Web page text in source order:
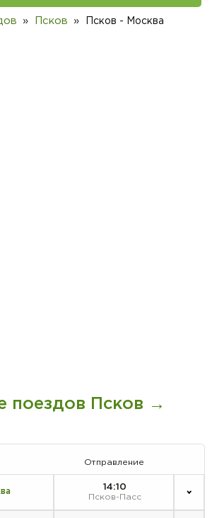
Псков Псков - Москва
поездов Псков →
Отправление
14:10
Псков-Пасс